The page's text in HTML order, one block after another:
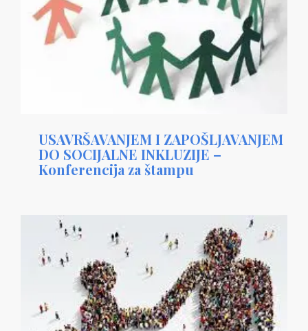
USAVRŠAVANJEM I ZAPOŠLJAVANJEM
DO SOCIJALNE INKLUZIJE –
Konferencija za štampu